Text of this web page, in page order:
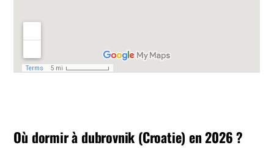
Où dormir à dubrovnik (Croatie) en 2026 ?